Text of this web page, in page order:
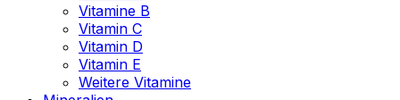
Vitamine B
Vitamin C
Vitamin D
Vitamin E
Weitere Vitamine